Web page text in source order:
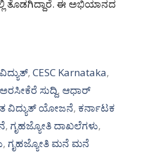
ತೊಡಗಿದ್ದಾರೆ. ಈ ಅಭಿಯಾನದ
,CESC Karnataka,
ಅರಸೀಕೆರೆ ಸುದ್ದಿ, ಆಧಾರ್
ವಿದ್ಯುತ್ ಯೋಜನೆ, ಕರ್ನಾಟಕ
, ಗೃಹಜ್ಯೋತಿ ದಾಖಲೆಗಳು,
, ಗೃಹಜ್ಯೋತಿ ಮನೆ ಮನೆ